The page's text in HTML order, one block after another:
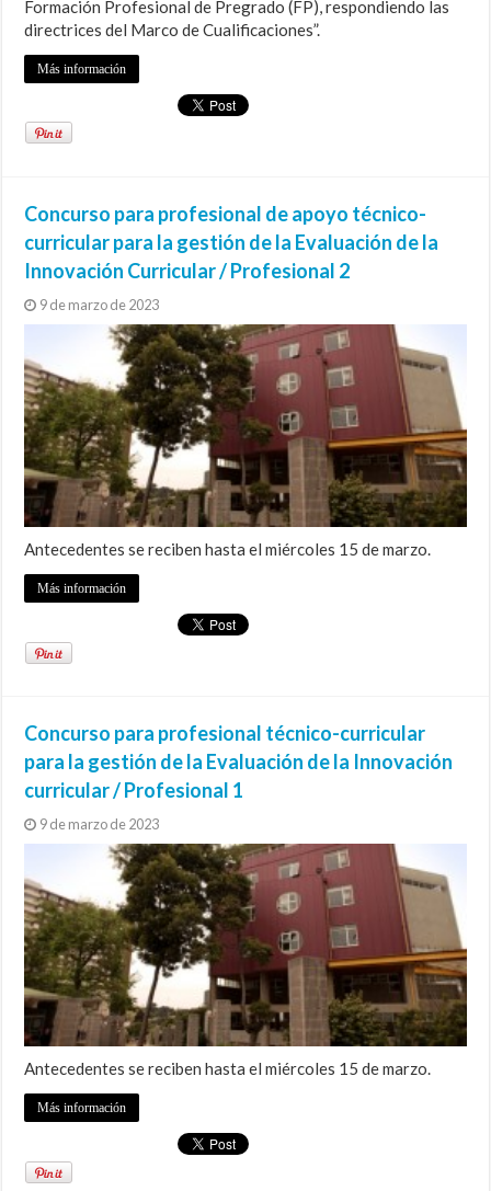
Formación Profesional de Pregrado (FP), respondiendo las
directrices del Marco de Cualificaciones”.
Más información
Concurso para profesional de apoyo técnico-
curricular para la gestión de la Evaluación de la
Innovación Curricular / Profesional 2
9 de marzo de 2023
Antecedentes se reciben hasta el miércoles 15 de marzo.
Más información
Concurso para profesional técnico-curricular
para la gestión de la Evaluación de la Innovación
curricular / Profesional 1
9 de marzo de 2023
Antecedentes se reciben hasta el miércoles 15 de marzo.
Más información